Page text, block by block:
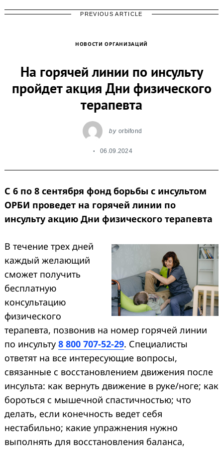
PREVIOUS ARTICLE
НОВОСТИ ОРГАНИЗАЦИЙ
На горячей линии по инсульту
пройдет акция Дни физического
терапевта
by orbifond
06.09.2024
С 6 по 8 сентября фонд борьбы с инсультом
ОРБИ проведет на горячей линии по
инсульту акцию Дни физического терапевта
В течение трех дней
каждый желающий
сможет получить
бесплатную
консультацию
физического
терапевта, позвонив на номер горячей линии
по инсульту 8 800 707-52-29. Специалисты
ответят на все интересующие вопросы,
связанные с восстановлением движения после
инсульта: как вернуть движение в руке/ноге; как
бороться с мышечной спастичностью; что
делать, если конечность ведет себя
нестабильно; какие упражнения нужно
выполнять для восстановления баланса,